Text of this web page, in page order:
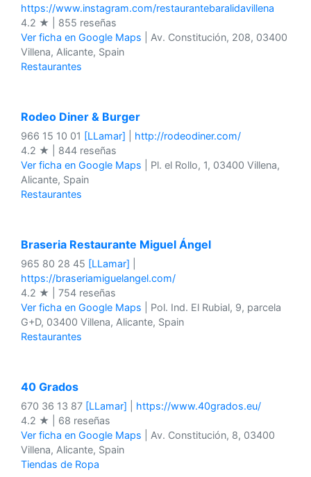
https://www.instagram.com/restaurantebaralidavillena
4.2 ★ | 855 reseñas
Ver ficha en Google Maps | Av. Constitución, 208, 03400
Villena, Alicante, Spain
Restaurantes
Rodeo Diner & Burger
966 15 10 01 [LLamar]
http://rodeodiner.com/
4.2 ★ | 844 reseñas
Ver ficha en Google Maps | Pl. el Rollo, 1, 03400 Villena,
Alicante, Spain
Restaurantes
Braseria Restaurante Miguel Ángel
965 80 28 45 [LLamar]
https://braseriamiguelangel.com/
4.2 ★ | 754 reseñas
Ver ficha en Google Maps | Pol. Ind. El Rubial, 9, parcela
G+D, 03400 Villena, Alicante, Spain
Restaurantes
40 Grados
670 36 13 87 [LLamar]
https://www.40grados.eu/
4.2 ★ | 68 reseñas
Ver ficha en Google Maps | Av. Constitución, 8, 03400
Villena, Alicante, Spain
Tiendas de Ropa